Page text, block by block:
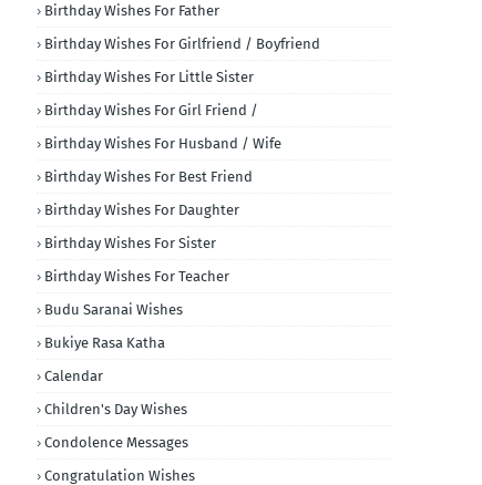
Birthday Wishes For Father
Birthday Wishes For Girlfriend / Boyfriend
Birthday Wishes For Little Sister
Birthday Wishes For Girl Friend /
Birthday Wishes For Husband / Wife
Birthday Wishes For Best Friend
Birthday Wishes For Daughter
Birthday Wishes For Sister
Birthday Wishes For Teacher
Budu Saranai Wishes
Bukiye Rasa Katha
Calendar
Children's Day Wishes
Condolence Messages
Congratulation Wishes